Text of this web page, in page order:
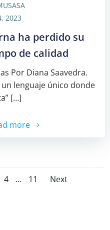
2023
ha perdido su
de calidad
Por Diana Saavedra.
un lenguaje único donde
[…]
more
Page
4 … Page
11
Posts
Next